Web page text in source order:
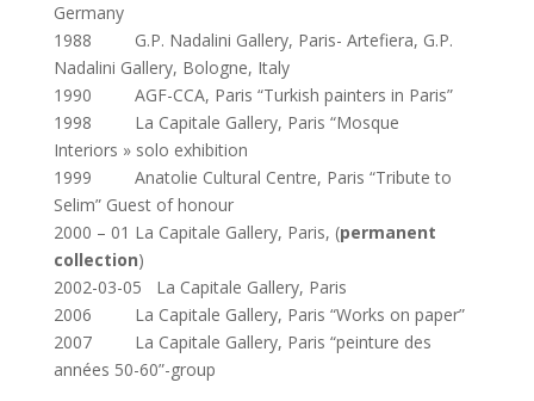
Germany
1988 G.P. Nadalini Gallery, Paris- Artefiera, G.P.
Nadalini Gallery, Bologne, Italy
1990 AGF-CCA, Paris “Turkish painters in Paris”
1998 La Capitale Gallery, Paris “Mosque
Interiors » solo exhibition
1999 Anatolie Cultural Centre, Paris “Tribute to
Selim” Guest of honour
2000 – 01 La Capitale Gallery, Paris, (permanent
collection)
2002-03-05 La Capitale Gallery, Paris
2006 La Capitale Gallery, Paris “Works on paper”
2007 La Capitale Gallery, Paris “peinture des
années 50-60”-group